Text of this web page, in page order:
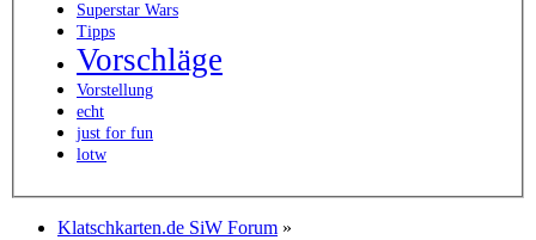
Superstar Wars
Tipps
Vorschläge
Vorstellung
echt
just for fun
lotw
Klatschkarten.de SiW Forum »